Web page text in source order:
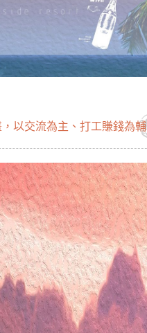
以交流為主、打工賺錢為輔